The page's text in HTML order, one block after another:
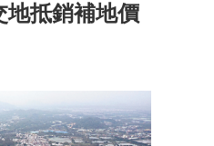
地抵銷補地價